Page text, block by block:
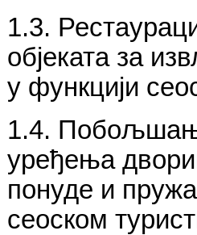
1.3.
објеката за
у функцији
1.4.
уређења
понуде и
сеоском